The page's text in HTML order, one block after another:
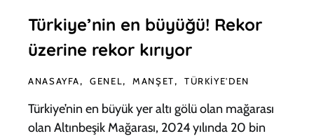
Türkiye’nin en büyüğü! Rekor
üzerine rekor kırıyor
ANASAYFA GENEL MANŞET TÜRKIYE'DEN
Türkiye’nin en büyük yer altı gölü olan mağarası
olan Altınbeşik Mağarası, 2024 yılında 20 bin